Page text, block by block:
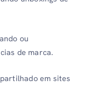
ou
de marca.
em sites